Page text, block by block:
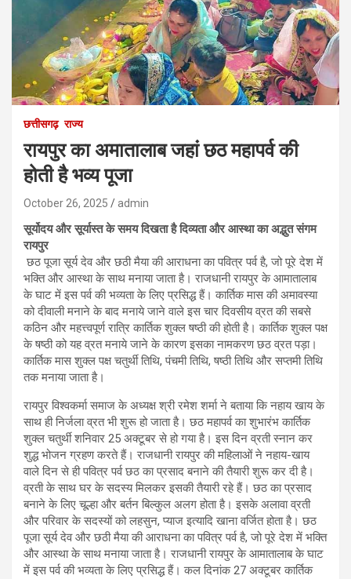
छत्तीसगढ़ राज्य
रायपुर का अमातालाब जहां छठ महापर्व की
होती है भव्य पूजा
October 26, 2025 admin
सूर्योदय और सूर्यास्त के समय दिखता है दिव्यता और आस्था का अद्भुत संगम
रायपुर
छठ पूजा सूर्य देव और छठी मैया की आराधना का पवित्र पर्व है, जो पूरे देश में
भक्ति और आस्था के साथ मनाया जाता है। राजधानी रायपुर के आमातालाब
के घाट में इस पर्व की भव्यता के लिए प्रसिद्ध हैं। कार्तिक मास की अमावस्या
को दीवाली मनाने के बाद मनाये जाने वाले इस चार दिवसीय व्रत की सबसे
कठिन और महत्त्वपूर्ण रात्रि कार्तिक शुक्ल षष्ठी की होती है। कार्तिक शुक्ल पक्ष
के षष्ठी को यह व्रत मनाये जाने के कारण इसका नामकरण छठ व्रत पड़ा।
कार्तिक मास शुक्ल पक्ष चतुर्थी तिथि, पंचमी तिथि, षष्ठी तिथि और सप्तमी तिथि
तक मनाया जाता है।
रायपुर विश्वकर्मा समाज के अध्यक्ष श्री रमेश शर्मा ने बताया कि नहाय खाय के
साथ ही निर्जला व्रत भी शुरू हो जाता है। छठ महापर्व का शुभारंभ कार्तिक
शुक्ल चतुर्थी शनिवार 25 अक्टूबर से हो गया है। इस दिन व्रती स्नान कर
शुद्ध भोजन ग्रहण करते हैं। राजधानी रायपुर की महिलाओं ने नहाय-खाय
वाले दिन से ही पवित्र पर्व छठ का प्रसाद बनाने की तैयारी शुरू कर दी है।
व्रती के साथ घर के सदस्य मिलकर इसकी तैयारी रहे हैं। छठ का प्रसाद
बनाने के लिए चूल्हा और बर्तन बिल्कुल अलग होता है। इसके अलावा व्रती
और परिवार के सदस्यों को लहसुन, प्याज इत्यादि खाना वर्जित होता है। छठ
पूजा सूर्य देव और छठी मैया की आराधना का पवित्र पर्व है, जो पूरे देश में भक्ति
और आस्था के साथ मनाया जाता है। राजधानी रायपुर के आमातालाब के घाट
में इस पर्व की भव्यता के लिए प्रसिद्ध हैं। कल दिनांक 27 अक्टूबर कार्तिक